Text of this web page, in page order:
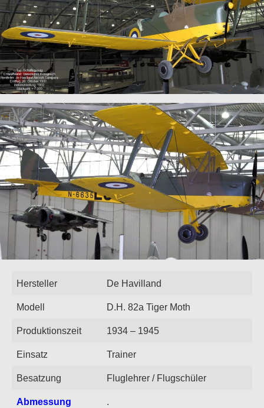
Hersteller De Havilland
Modell D.H. 82a Tiger Moth
Produktionszeit 1934 – 1945
Einsatz Trainer
Besatzung Fluglehrer / Flugschüler
Abmessung .